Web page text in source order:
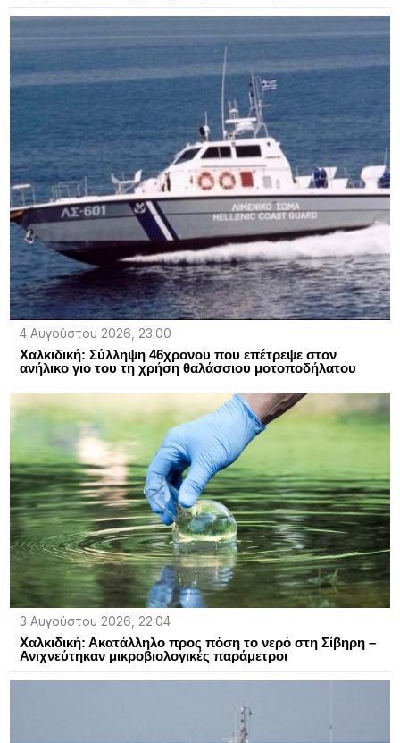
4 Αυγούστου 2026, 23:00
Χαλκιδική: Σύλληψη 46χρονου που επέτρεψε στον
ανήλικο γιο του τη χρήση θαλάσσιου μοτοποδήλατου
3 Αυγούστου 2026, 22:04
Χαλκιδική: Ακατάλληλο προς πόση το νερό στη Σίβηρη –
Ανιχνεύτηκαν μικροβιολογικές παράμετροι